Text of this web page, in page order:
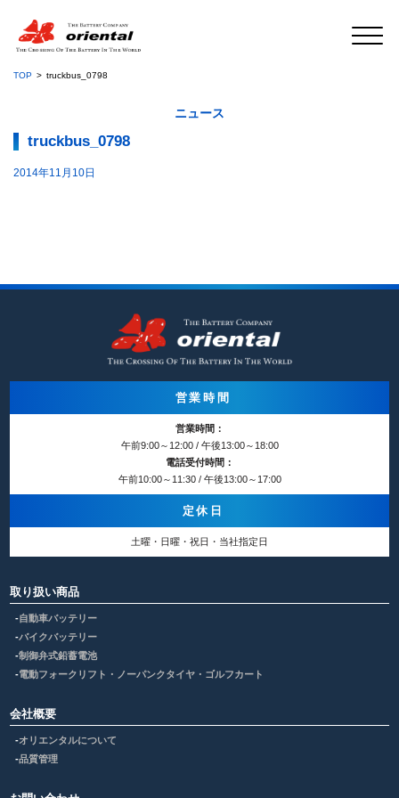
TOP truckbus_0798
ニュース
truckbus_0798
2014年11月10日
営業時間
営業時間：
午前9:00～12:00 / 午後13:00～18:00
電話受付時間：
午前10:00～11:30 / 午後13:00～17:00
定休日
土曜・日曜・祝日・当社指定日
取り扱い商品
自動車バッテリー
バイクバッテリー
制御弁式鉛蓄電池
電動フォークリフト・ノーパンクタイヤ・ゴルフカート
会社概要
オリエンタルについて
品質管理